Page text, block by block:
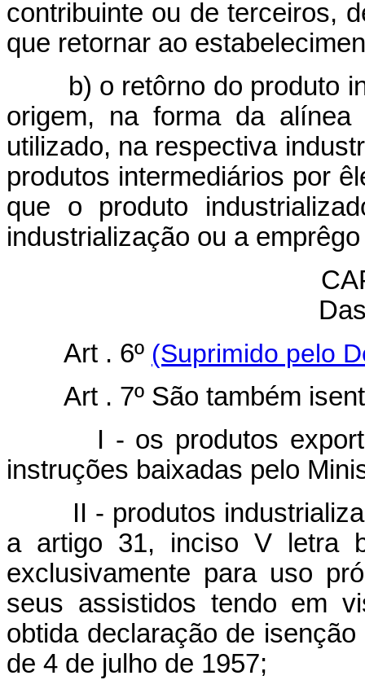
contribuinte ou de terceiros,
que retornar ao
b) o retôrno do produto
origem, na forma da
utilizado, na respectiva
produtos intermediários por
que o produto
industrialização ou a
Art . 6º (Suprimido pelo
Art . 7º São também
I - os produtos
instruções baixadas pelo
II - produtos
a artigo 31, inciso V letra
exclusivamente para uso
seus assistidos tendo em
obtida declaração de
de 4 de julho de 1957;